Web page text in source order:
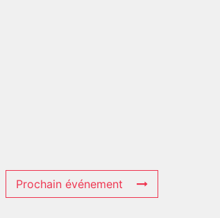
Prochain événement